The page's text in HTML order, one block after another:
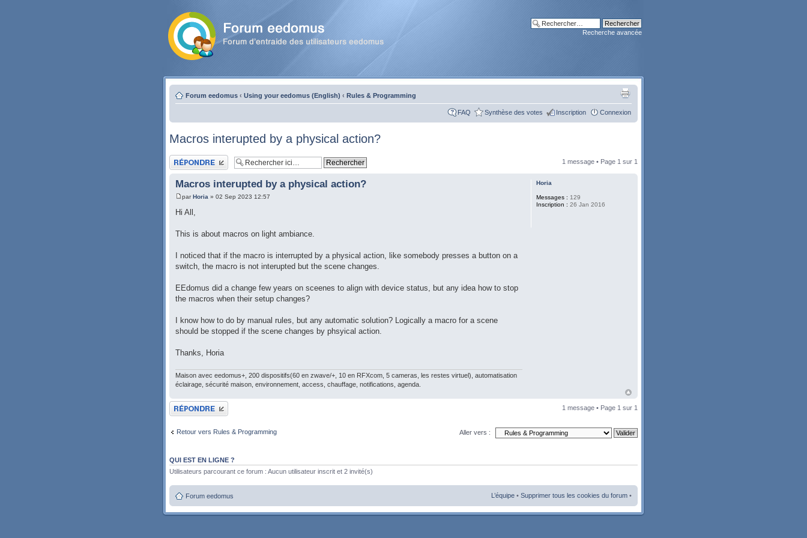
Recherche avancée
Forum eedomus ‹ Using your eedomus (English) ‹ Rules & Programming
FAQ Synthèse des votes Inscription Connexion
Macros interupted by a physical action?
Publier une réponse 1 message • Page 1 sur 1
Macros interupted by a physical action?
parHoria » 02 Sep 2023 12:57
Hi All,
This is about macros on light ambiance.
I noticed that if the macro is interrupted by a physical action, like somebody presses a button on a
switch, the macro is not interupted but the scene changes.
EEdomus did a change few years on sceenes to align with device status, but any idea how to stop
the macros when their setup changes?
I know how to do by manual rules, but any automatic solution? Logically a macro for a scene
should be stopped if the scene changes by phsyical action.
Thanks, Horia
Maison avec eedomus+, 200 dispositifs(60 en zwave/+, 10 en RFXcom, 5 cameras, les restes virtuel), automatisation
éclairage, sécurité maison, environnement, access, chauffage, notifications, agenda.
Horia
Messages : 129
Inscription : 26 Jan 2016
Publier une réponse 1 message • Page 1 sur 1
Retour vers Rules & Programming Aller vers :
QUI EST EN LIGNE ?
Utilisateurs parcourant ce forum : Aucun utilisateur inscrit et 2 invité(s)
Forum eedomus L’équipe • Supprimer tous les cookies du forum •